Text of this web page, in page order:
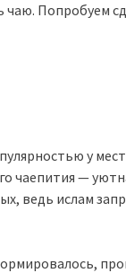
чаю. Попробуем
у
чаепития —
ведь ислам